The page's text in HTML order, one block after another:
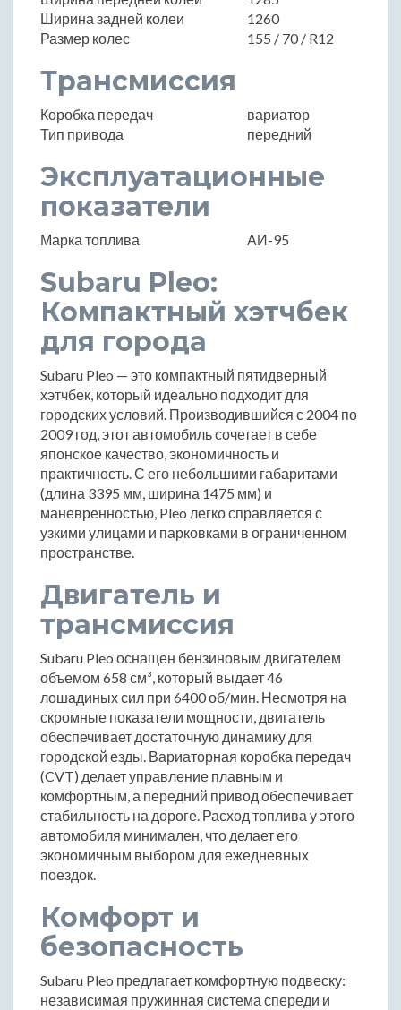
Ширина задней колеи
1260
Размер колес
155 / 70 / R12
Трансмиссия
Коробка передач
вариатор
Тип привода
передний
Эксплуатационные
показатели
Марка топлива АИ-95
Subaru Pleo:
Компактный хэтчбек
для города
Subaru Pleo — это компактный пятидверный
хэтчбек, который идеально подходит для
городских условий. Производившийся с 2004 по
2009 год, этот автомобиль сочетает в себе
японское качество, экономичность и
практичность. С его небольшими габаритами
(длина 3395 мм, ширина 1475 мм) и
маневренностью, Pleo легко справляется с
узкими улицами и парковками в ограниченном
пространстве.
Двигатель и
трансмиссия
Subaru Pleo оснащен бензиновым двигателем
объемом 658 см³, который выдает 46
лошадиных сил при 6400 об/мин. Несмотря на
скромные показатели мощности, двигатель
обеспечивает достаточную динамику для
городской езды. Вариаторная коробка передач
(CVT) делает управление плавным и
комфортным, а передний привод обеспечивает
стабильность на дороге. Расход топлива у этого
автомобиля минимален, что делает его
экономичным выбором для ежедневных
поездок.
Комфорт и
безопасность
Subaru Pleo предлагает комфортную подвеску:
независимая пружинная система спереди и